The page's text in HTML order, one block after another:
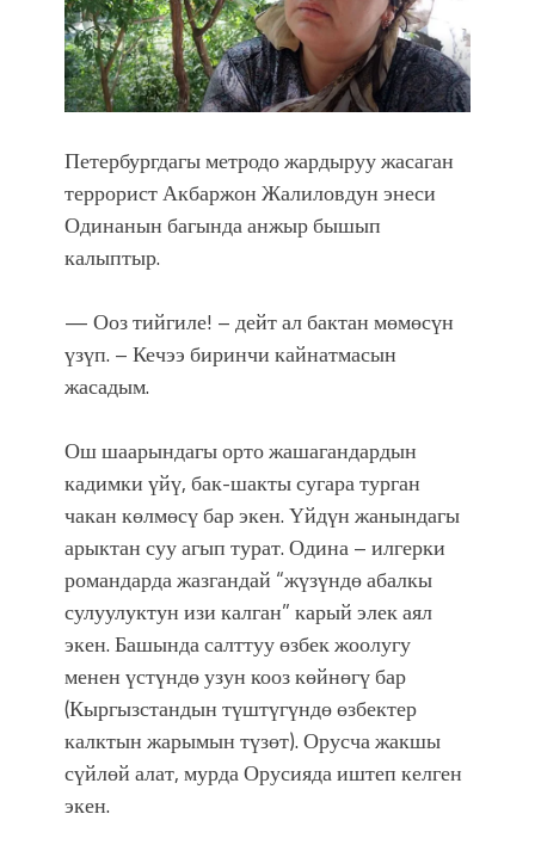
Петербургдагы метродо жардыруу жасаган
террорист Акбаржон Жалиловдун энеси
Одинанын багында анжыр бышып
калыптыр.
— Ооз тийгиле! – дейт ал бактан мөмөсүн
үзүп. – Кечээ биринчи кайнатмасын
жасадым.
Ош шаарындагы орто жашагандардын
кадимки үйү, бак-шакты сугара турган
чакан көлмөсү бар экен. Үйдүн жанындагы
арыктан суу агып турат. Одина – илгерки
романдарда жазгандай “жүзүндө абалкы
сулуулуктун изи калган” карый элек аял
экен. Башында салттуу өзбек жоолугу
менен үстүндө узун кооз көйнөгү бар
(Кыргызстандын түштүгүндө өзбектер
калктын жарымын түзөт). Орусча жакшы
сүйлөй алат, мурда Орусияда иштеп келген
экен.